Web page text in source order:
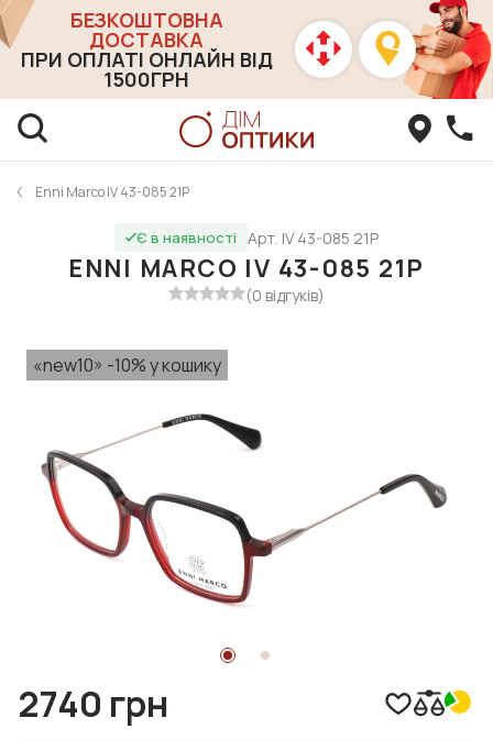
БЕЗКОШТОВНА
ДОСТАВКА
ПРИ ОПЛАТІ ОНЛАЙН ВІД
1500ГРН
Enni Marco IV 43-085 21P
Є в наявності Арт. IV 43-085 21P
ENNI MARCO IV 43-085 21P
(0 відгуків)
«new10» -10% у кошику
2740 грн